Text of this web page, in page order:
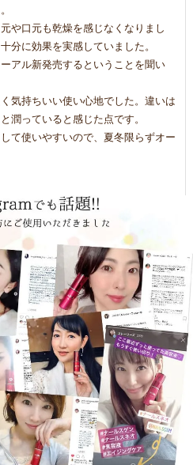
や口元も乾燥を感じなくなりまし
分に効果を実感していました。
アル新発売するということを聞い
気持ちいい使い心地でした。違いは
潤っていると感じた点です。
て使いやすいので、夏冬限らずオー